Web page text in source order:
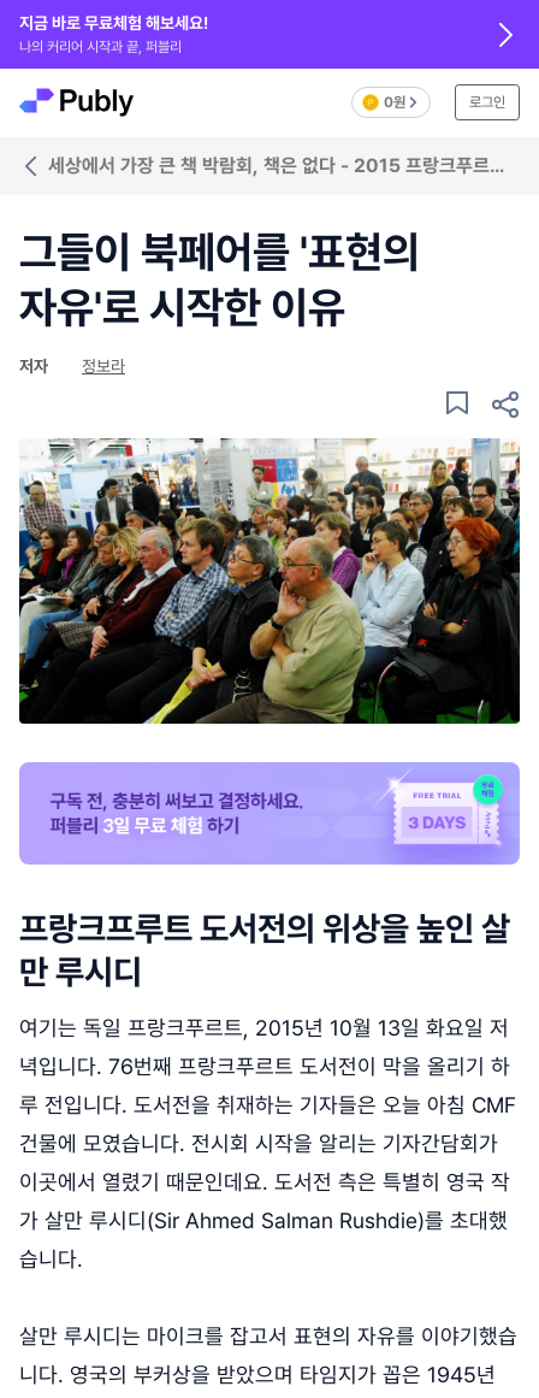
지금 바로 무료체험 해보세요!
나의 커리어 시작과 끝, 퍼블리
0원 로그인
세상에서 가장 큰 책 박람회, 책은 없다 - 2015 프랑크푸르트
그들이 북페어를 '표현의
자유'로 시작한 이유
저자 정보라
프랑크프루트 도서전의 위상을 높인 살
만 루시디
여기는 독일 프랑크푸르트, 2015년 10월 13일 화요일 저
녁입니다. 76번째 프랑크푸르트 도서전이 막을 올리기 하
루 전입니다. 도서전을 취재하는 기자들은 오늘 아침 CMF
건물에 모였습니다. 전시회 시작을 알리는 기자간담회가
이곳에서 열렸기 때문인데요. 도서전 측은 특별히 영국 작
가 살만 루시디(Sir Ahmed Salman Rushdie)를 초대했
습니다.
살만 루시디는 마이크를 잡고서 표현의 자유를 이야기했습
니다. 영국의 부커상을 받았으며 타임지가 꼽은 1945년